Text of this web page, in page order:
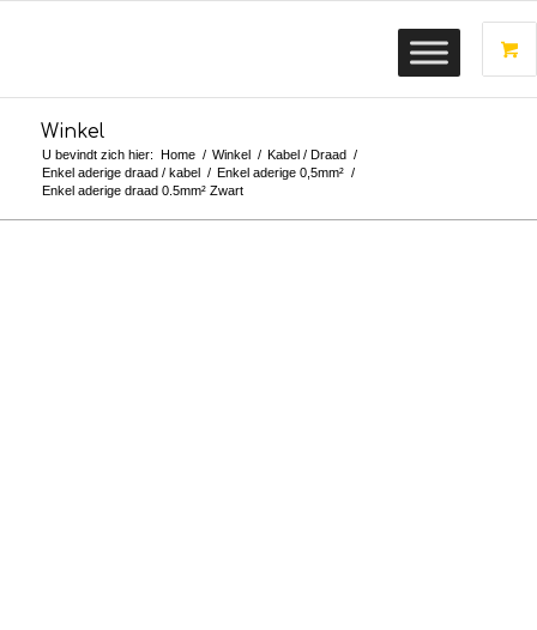
Winkel
U bevindt zich hier: Home / Winkel / Kabel / Draad /
Enkel aderige draad / kabel / Enkel aderige 0,5mm² /
Enkel aderige draad 0.5mm² Zwart